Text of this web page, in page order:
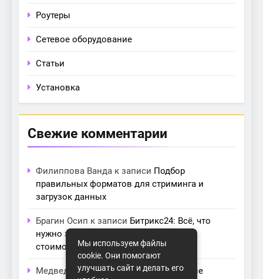
Роутеры
Сетевое оборудование
Статьи
Установка
Свежие комментарии
Филиппова Ванда к записи Подбор
правильных форматов для стриминга и
загрузок данных
Брагин Осип к записи Битрикс24: Всё, что
нужно знать о лицензиях, тарифах и
стоимости в компании Айтекс
Медведева Амалияк записиОсновные
Мы используем файлы
cookie. Они помогают
улучшать сайт и делать его